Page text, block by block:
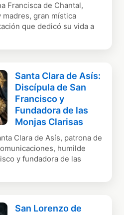
Francisca de Chantal,
madres, gran mística
que dedicó su vida a
Santa Clara de Asís:
Discípula de San
Francisco y
Fundadora de las
Monjas Clarisas
Clara de Asís, patrona de
humilde
y fundadora de las
San Lorenzo de